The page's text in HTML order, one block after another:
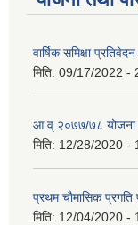
वार्षिक समिक्षा
मिति: 09/17/2022 -
आ.व् २०७७/७८ योजना
मिति: 12/28/2020 -
प्रथम चाैमासिक
मिति: 12/04/2020 -